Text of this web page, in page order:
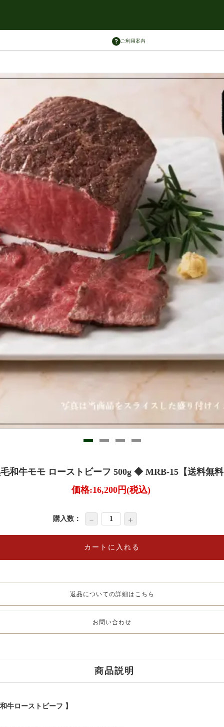
ご利用案内
和牛モモ ローストビーフ 500g ◆ MRB-15【送料無
価格:16,200円(税込)
購入数： － ＋
返品についての詳細はこちら
お問い合わせ
商品説明
牛ローストビーフ 】